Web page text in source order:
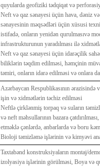
quyularda geofiziki tədqiqat və
Neft və qaz sənayesi üçün hava, dəniz
sənayesinin məqsədləri üçün xüsusi
istifadə, onların yenidən qurulmasıvə
infrastrukturunun yaradılması ilə
Neft və qaz sənayesi üçün idarəçilik
biliklərin təqdim edilməsi, həmçinin
təmiri, onların idarə edilməsi və onlara
Azərbaycan Respublikasının ərazisində
işin və xidmətlərin təchiz edilməsi
Neftlə çirklənmiş torpaq və suların
və neft məhsullarının bazara
etməklə çənlərdə, anbarlarda və boru
Bioloji təmizləmə işlərinin və kimyəvi
Taxtabənd konstruksiyaların montaj/
izolyasiya işlərinin görülməsi, Boya və